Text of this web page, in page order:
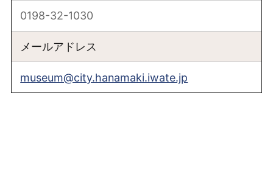
0198-32-1030
メールアドレス
museum@city.hanamaki.iwate.jp